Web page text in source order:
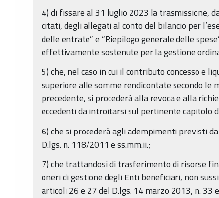
4) di fissare al 31 luglio 2023 la trasmissione,
citati, degli allegati al conto del bilancio per
delle entrate” e “Riepilogo generale delle
effettivamente sostenute per la gestione
5) che, nel caso in cui il contributo concesso e
superiore alle somme rendicontate secondo le
precedente, si procederà alla revoca e alla
eccedenti da introitarsi sul pertinente capitolo
6) che si procederà agli adempimenti previsti
D.lgs. n. 118/2011 e ss.mm.ii.;
7) che trattandosi di trasferimento di risorse
oneri di gestione degli Enti beneficiari, non
articoli 26 e 27 del D.lgs. 14 marzo 2013, n. 33